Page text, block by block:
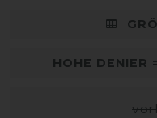
HOHE DENIER